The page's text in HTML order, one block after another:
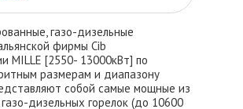
газо-дизельные
фирмы Cib
MILLE [2550- 13000кВт] по
размерам и диапазону
собой самые мощные из
дизельных горелок (до 10600